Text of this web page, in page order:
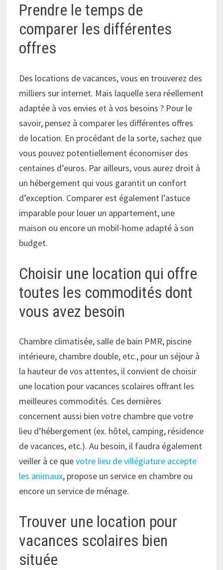
Prendre le temps de
comparer les différentes
offres
Des locations de vacances, vous en trouverez des
milliers sur internet. Mais laquelle sera réellement
adaptée à vos envies et à vos besoins ? Pour le
savoir, pensez à comparer les différentes offres
de location. En procédant de la sorte, sachez que
vous pouvez potentiellement économiser des
centaines d’euros. Par ailleurs, vous aurez droit à
un hébergement qui vous garantit un confort
d’exception. Comparer est également l’astuce
imparable pour louer un appartement, une
maison ou encore un mobil-home adapté à son
budget.
Choisir une location qui offre
toutes les commodités dont
vous avez besoin
Chambre climatisée, salle de bain PMR, piscine
intérieure, chambre double, etc., pour un séjour à
la hauteur de vos attentes, il convient de choisir
une location pour vacances scolaires offrant les
meilleures commodités. Ces dernières
concernent aussi bien votre chambre que votre
lieu d’hébergement (ex. hôtel, camping, résidence
de vacances, etc.). Au besoin, il faudra également
veiller à ce quevotre lieu de villégiature accepte
les animaux, propose un service en chambre ou
encore un service de ménage.
Trouver une location pour
vacances scolaires bien
située